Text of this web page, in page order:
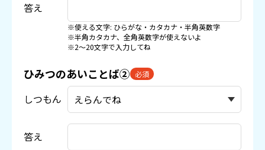
答え
※使える文字: ひらがな・カタカナ・半角英数字
※半角カタカナ、全角英数字が使えないよ
※2〜20文字で入力してね
ひみつのあいことば② 必須
しつもん
答え